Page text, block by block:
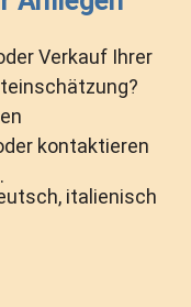
Verkauf Ihrer
kontaktieren
italienisch